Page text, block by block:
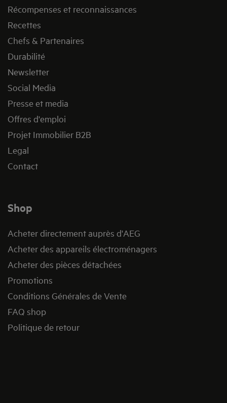
Récompenses et reconnaissances
Recettes
Chefs & Partenaires
Durabilité
Newsletter
Social Media
Presse et media
Offres d'emploi
Projet Immobilier B2B
Legal
Contact
Shop
Acheter directement auprès d'AEG
Acheter des appareils électroménagers
Acheter des pièces détachées
Promotions
Conditions Générales de Vente
FAQ shop
Politique de retour